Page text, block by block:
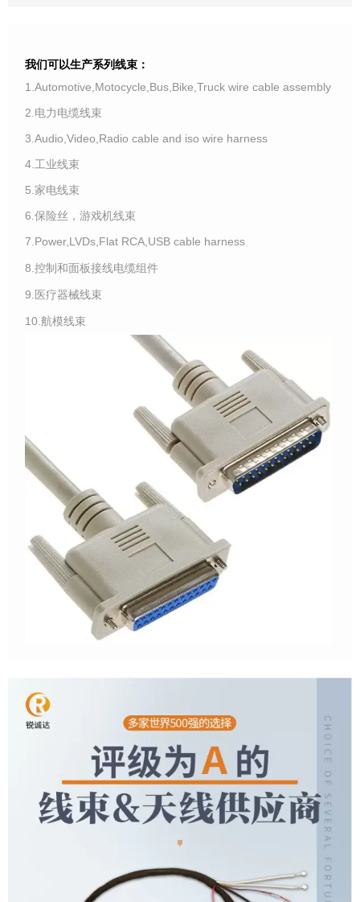
我们可以生产系列线束：
1.Automotive,Motocycle,Bus,Bike,Truck wire cable assembly
2.电力电缆线束
3.Audio,Video,Radio cable and iso wire harness
4.工业线束
5.家电线束
6.保险丝，游戏机线束
7.Power,LVDs,Flat RCA,USB cable harness
8.控制和面板接线电缆组件
9.医疗器械线束
10.航模线束